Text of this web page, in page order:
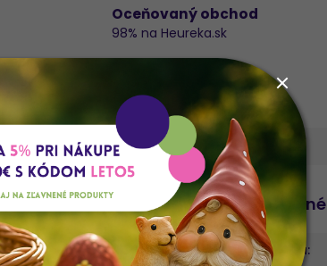
Oceňovaný obchod
98% na Heureka.sk
Kategória: